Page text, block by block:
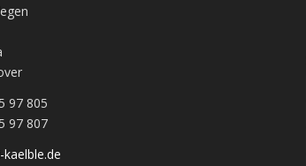
97 805
97 807